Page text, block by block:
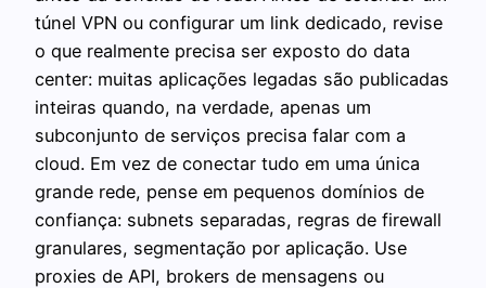
túnel VPN ou configurar um link dedicado, revise
o que realmente precisa ser exposto do data
center: muitas aplicações legadas são publicadas
inteiras quando, na verdade, apenas um
subconjunto de serviços precisa falar com a
cloud. Em vez de conectar tudo em uma única
grande rede, pense em pequenos domínios de
confiança: subnets separadas, regras de firewall
granulares, segmentação por aplicação. Use
proxies de API, brokers de mensagens ou